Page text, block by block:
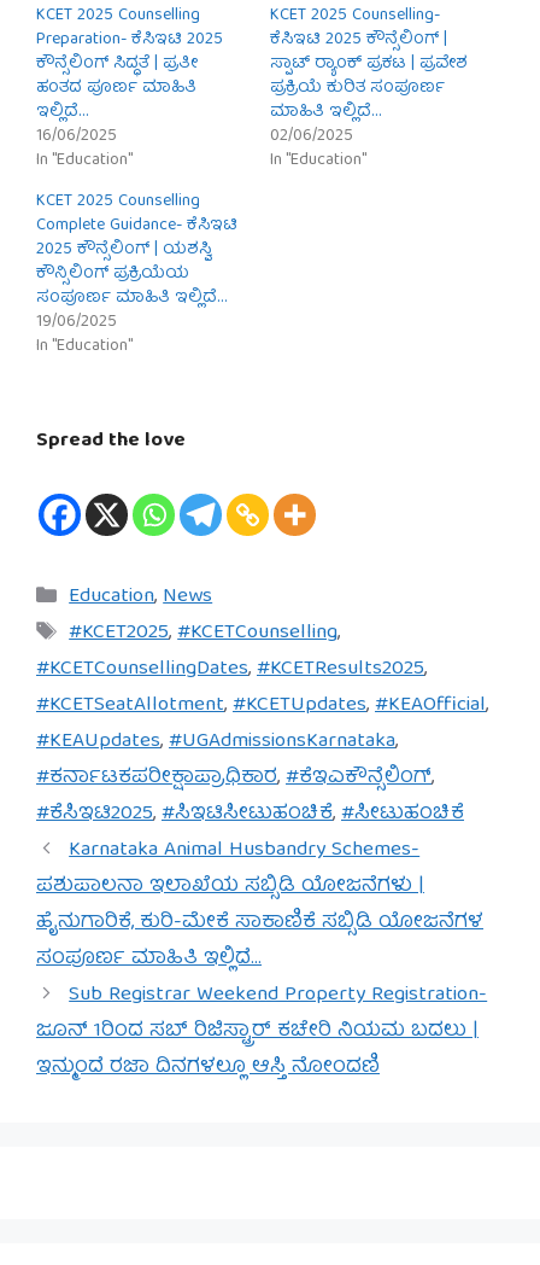
KCET 2025 Counselling
Preparation- ಕೆಸಿಇಟಿ 2025
ಕೌನ್ಸೆಲಿಂಗ್ ಸಿದ್ಧತೆ | ಪ್ರತೀ
ಹಂತದ ಪೂರ್ಣ ಮಾಹಿತಿ
ಇಲ್ಲಿದೆ…
16/06/2025
In "Education"
KCET 2025 Counselling-
ಕೆಸಿಇಟಿ 2025 ಕೌನ್ಸೆಲಿಂಗ್ |
ಸ್ಪಾಟ್ ರ‍್ಯಾಂಕ್ ಪ್ರಕಟ | ಪ್ರವೇಶ
ಪ್ರಕ್ರಿಯೆ ಕುರಿತ ಸಂಪೂರ್ಣ
ಮಾಹಿತಿ ಇಲ್ಲಿದೆ…
02/06/2025
In "Education"
KCET 2025 Counselling
Complete Guidance- ಕೆಸಿಇಟಿ
2025 ಕೌನ್ಸೆಲಿಂಗ್ | ಯಶಸ್ವಿ
ಕೌನ್ಸಿಲಿಂಗ್ ಪ್ರಕ್ರಿಯೆಯ
ಸಂಪೂರ್ಣ ಮಾಹಿತಿ ಇಲ್ಲಿದೆ…
19/06/2025
In "Education"
Spread the love
Categories
Education,News
Tags
#KCET2025,#KCETCounselling,
#KCETCounsellingDates,#KCETResults2025,
#KCETSeatAllotment,#KCETUpdates,#KEAOfficial,
#KEAUpdates,#UGAdmissionsKarnataka,
#ಕರ್ನಾಟಕಪರೀಕ್ಷಾಪ್ರಾಧಿಕಾರ,#ಕೆಇಎಕೌನ್ಸೆಲಿಂಗ್,
#ಕೆಸಿಇಟಿ2025,#ಸಿಇಟಿಸೀಟುಹಂಚಿಕೆ,#ಸೀಟುಹಂಚಿಕೆ
Karnataka Animal Husbandry Schemes-
ಪಶುಪಾಲನಾ ಇಲಾಖೆಯ ಸಬ್ಸಿಡಿ ಯೋಜನೆಗಳು |
ಹೈನುಗಾರಿಕೆ, ಕುರಿ-ಮೇಕೆ ಸಾಕಾಣಿಕೆ ಸಬ್ಸಿಡಿ ಯೋಜನೆಗಳ
ಸಂಪೂರ್ಣ ಮಾಹಿತಿ ಇಲ್ಲಿದೆ…
Sub Registrar Weekend Property Registration-
ಜೂನ್ 1ರಿಂದ ಸಬ್ ರಿಜಿಸ್ಟ್ರಾರ್ ಕಚೇರಿ ನಿಯಮ ಬದಲು |
ಇನ್ಮುಂದೆ ರಜಾ ದಿನಗಳಲ್ಲೂ ಆಸ್ತಿ ನೋಂದಣಿ